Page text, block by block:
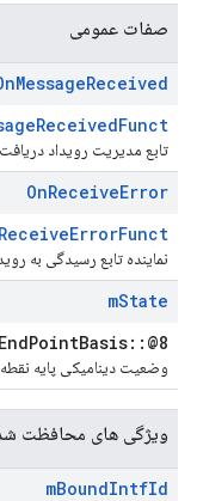
صفات عمومی
MessageReceived
تابع مدیریت رویداد دریافت
OnReceiveError
نماینده تابع رسیدگی به
mState
وضعیت دینامیکی پایه نقطه
ویژگی های محافظت
mBoundIntfId